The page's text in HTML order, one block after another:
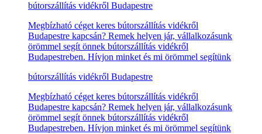
bútorszállítás vidékről Budapestre
Megbízható céget keres bútorszállítás vidékről
Budapestre kapcsán? Remek helyen jár, vállalkozásunk
örömmel segít önnek bútorszállítás vidékről
Budapestreben. Hívjon minket és mi örömmel segítünk
bútorszállítás vidékről Budapestre
Megbízható céget keres bútorszállítás vidékről
Budapestre kapcsán? Remek helyen jár, vállalkozásunk
örömmel segít önnek bútorszállítás vidékről
Budapestreben. Hívjon minket és mi örömmel segítünk